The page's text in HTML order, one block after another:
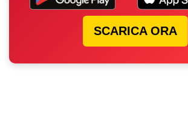
SCARICA ORA